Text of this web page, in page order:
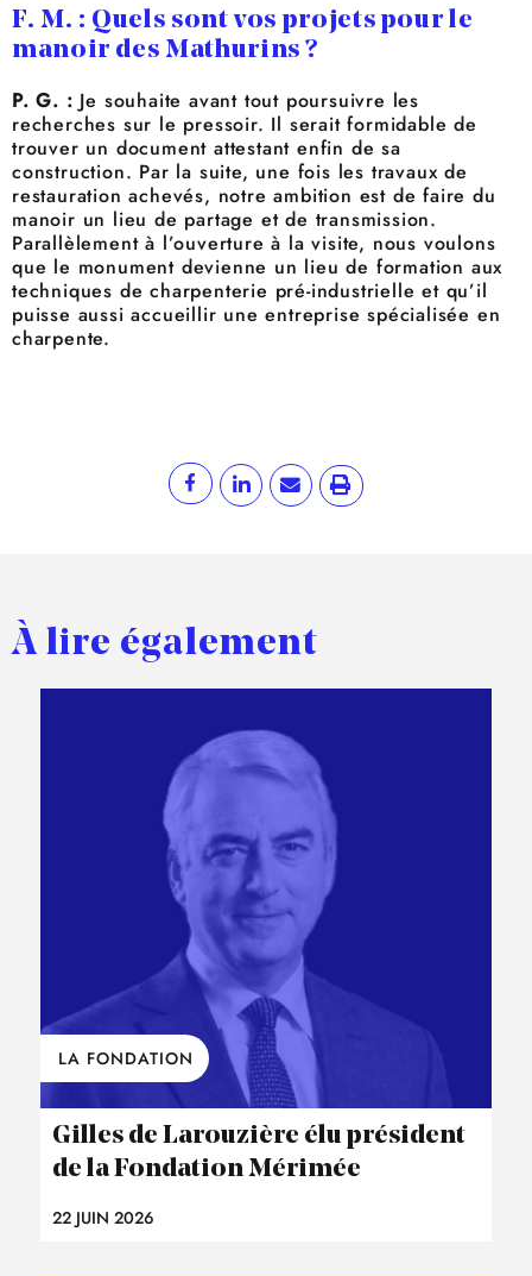
F. M. : Quels sont vos projets pour le
manoir des Mathurins ?
P. G. : Je souhaite avant tout poursuivre les
recherches sur le pressoir. Il serait formidable de
trouver un document attestant enfin de sa
construction. Par la suite, une fois les travaux de
restauration achevés, notre ambition est de faire du
manoir un lieu de partage et de transmission.
Parallèlement à l’ouverture à la visite, nous voulons
que le monument devienne un lieu de formation aux
techniques de charpenterie pré-industrielle et qu’il
puisse aussi accueillir une entreprise spécialisée en
charpente.
À lire également
LA FONDATION
Gilles de Larouzière élu président
de la Fondation Mérimée
22 JUIN 2026